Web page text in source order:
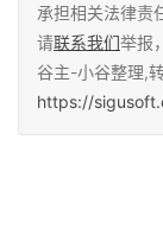
承担相关法律责
请联系我们举报
谷主-小谷整理,
https://